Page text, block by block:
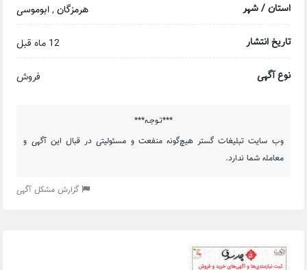
استان / شهر هرمزگان,ابوموسی
تاریخ انتشار 12 ماه قبل
نوع آگهی فروش
***تـوجـه***
وب سایت تبلیغات گستر هیچ‌گونه منفعت و مسئولیتی در قبال این آگهی و
معامله شما ندارد.
گزارش مشکل آگهی